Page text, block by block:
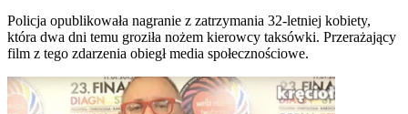
Policja opublikowała nagranie z zatrzymania 32-letniej kobiety,
która dwa dni temu groziła nożem kierowcy taksówki. Przerażający
film z tego zdarzenia obiegł media społecznościowe.